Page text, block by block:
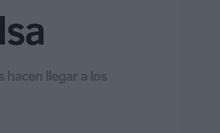
hacen llegar a los